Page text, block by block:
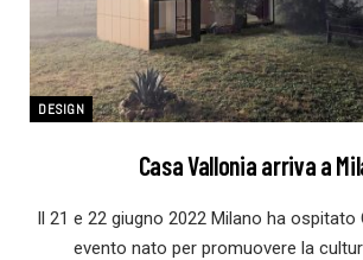
DESIGN
Casa Vallonia arriva a
Il 21 e 22 giugno 2022 Milano ha ospitato
evento nato per promuovere la